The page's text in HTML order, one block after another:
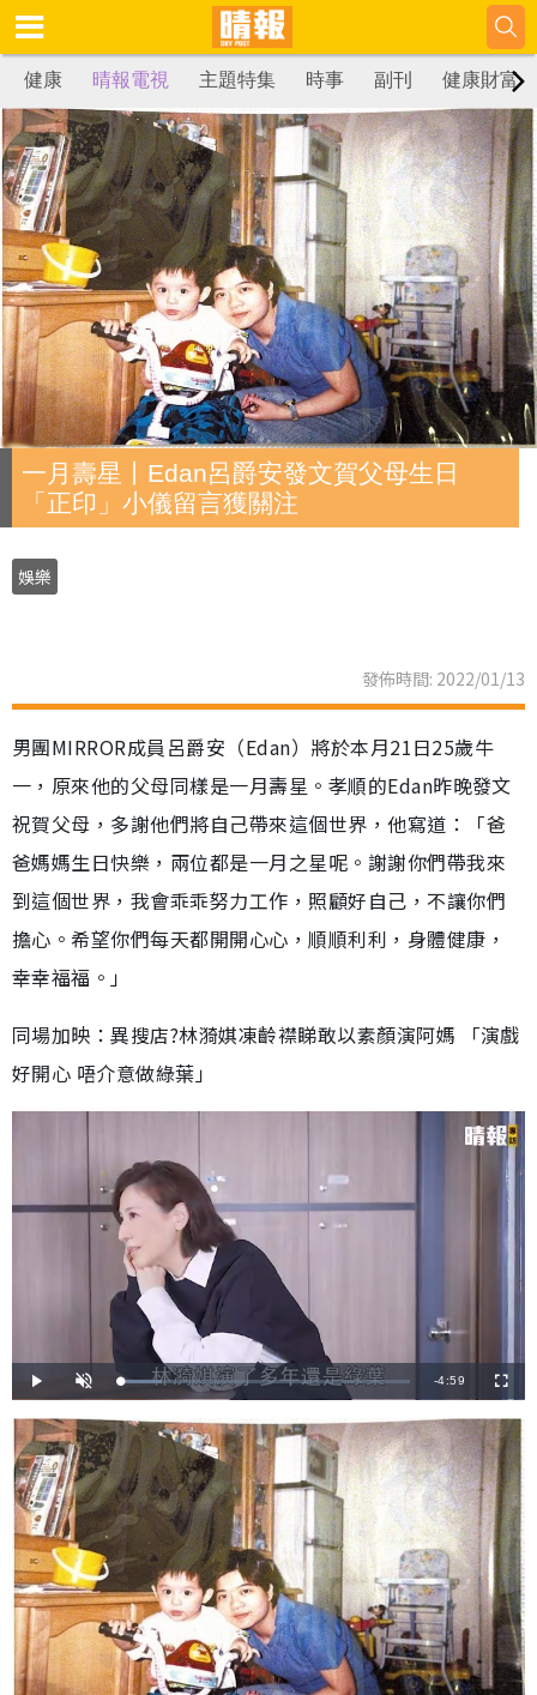
健康 晴報電視 主題特集 時事 副刊 健康財富
一月壽星丨Edan呂爵安發文賀父母生日
「正印」小儀留言獲關注
娛樂
發佈時間: 2022/01/13
男團MIRROR成員呂爵安（Edan）將於本月21日25歲牛
一，原來他的父母同樣是一月壽星。孝順的Edan昨晚發文
祝賀父母，多謝他們將自己帶來這個世界，他寫道：「爸
爸媽媽生日快樂，兩位都是一月之星呢。謝謝你們帶我來
到這個世界，我會乖乖努力工作，照顧好自己，不讓你們
擔心。希望你們每天都開開心心，順順利利，身體健康，
幸幸福福。」
同場加映：異搜店?林漪娸凍齡襟睇敢以素顏演阿媽 「演戲
好開心 唔介意做綠葉」
播
放
開
啟
效
載
入
畢
:
0
%
剩
餘
時
間
-4:59
全
螢